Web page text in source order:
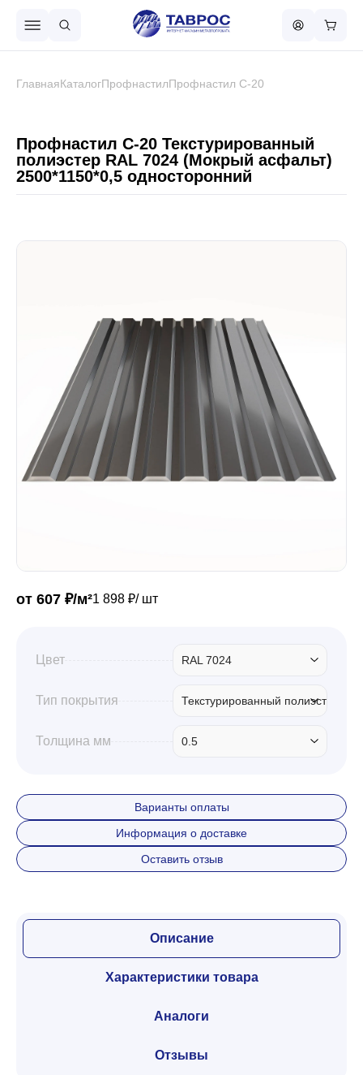
Металлочерепица
Сваи винтовые
Забор
Кровля
Профили для гипсокартона
ГлавнаяКаталогПрофнастилПрофнастил С-20
Профнастил С-20 Текстурированный
полиэстер RAL 7024 (Мокрый асфальт)
2500*1150*0,5 односторонний
от 607 ₽/м²1 898 ₽/ шт
Цвет RAL 7024
Тип покрытия Текстурированный полиэстер
Толщина мм 0.5
Варианты оплаты
Информация о доставке
Оставить отзыв
Описание
Характеристики товара
Аналоги
Отзывы